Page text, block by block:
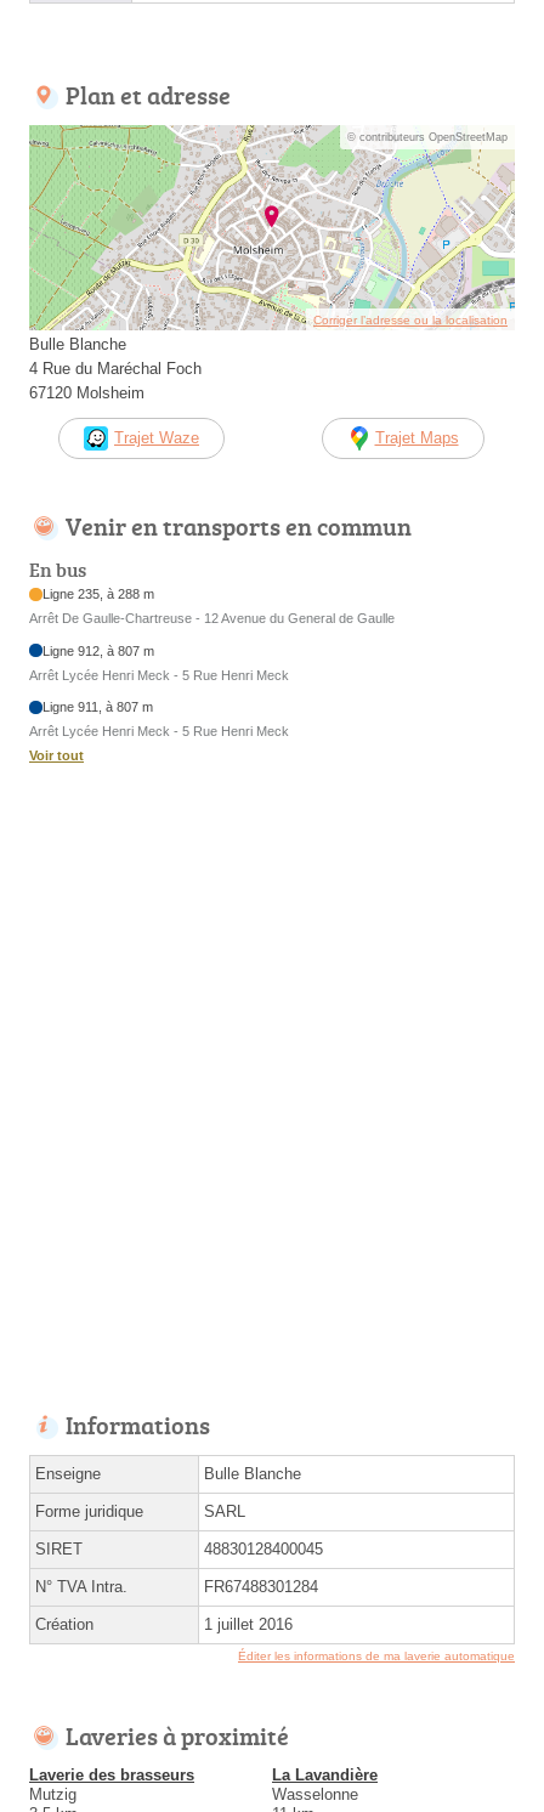
Plan et adresse
© contributeurs OpenStreetMap
Corriger l’adresse ou la localisation
Bulle Blanche
4 Rue du Maréchal Foch
67120 Molsheim
Trajet Waze Trajet Maps
Venir en transports en commun
En bus
Ligne 235, à 288 m
Arrêt De Gaulle-Chartreuse - 12 Avenue du General de Gaulle
Ligne 912, à 807 m
Arrêt Lycée Henri Meck - 5 Rue Henri Meck
Ligne 911, à 807 m
Arrêt Lycée Henri Meck - 5 Rue Henri Meck
Voir tout
Informations
Enseigne Bulle Blanche
Forme juridique SARL
SIRET 48830128400045
N° TVA Intra. FR67488301284
Création 1 juillet 2016
Éditer les informations de ma laverie automatique
Laveries à proximité
Laverie des brasseurs
Mutzig
La Lavandière
Wasselonne